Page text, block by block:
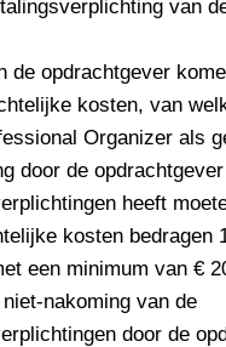
van
de opdrachtgever
kosten, van
Organizer als
door de
heeft
kosten bedragen
een minimum van €
nakoming van de
door de